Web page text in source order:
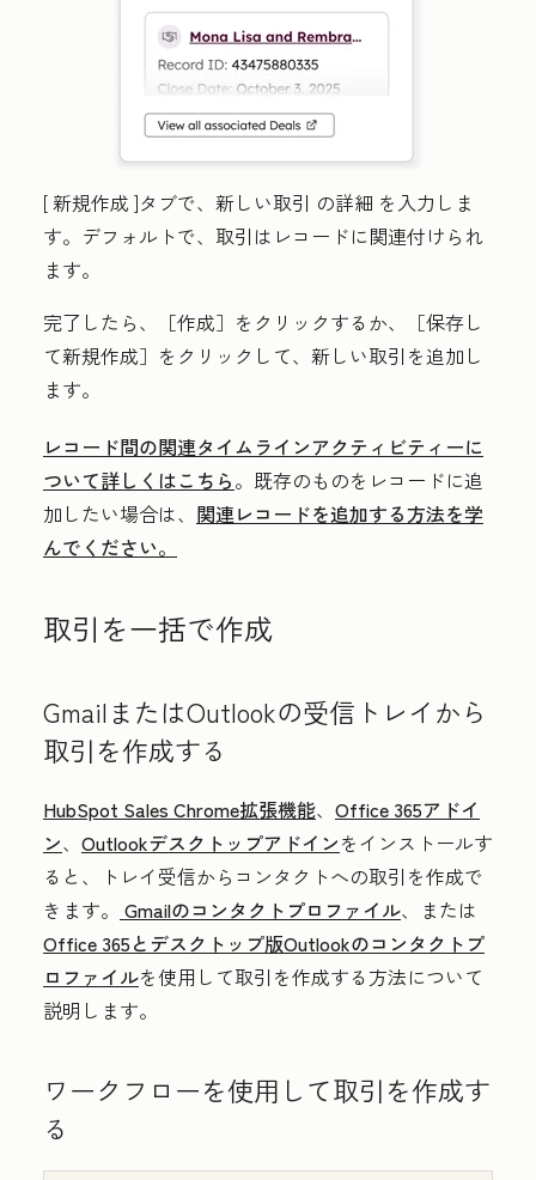
[新規作成 ]タブで、新しい取引 の詳細 を入力しま
す。デフォルトで、取引はレコードに関連付けられ
ます。
完了したら、［作成］ をクリックするか、［保存し
て新規作成］ をクリックして、新しい取引を追加し
ます。
レコード間の関連タイムラインアクティビティーに
ついて詳しくはこちら。既存のものをレコードに追
加したい場合は、 関連レコードを追加する方法を学
んでください。
取引を一括で作成
GmailまたはOutlookの受信トレイから
取引を作成する
HubSpot Sales Chrome拡張機能、 Office 365アドイ
ン、 Outlookデスクトップアドインをインストールす
ると、トレイ受信からコンタクトへの取引を作成で
きます。 Gmailのコンタクトプロファイル、または
Office 365とデスクトップ版Outlookのコンタクトプ
ロファイルを使用して取引を作成する方法について
説明します。
ワークフローを使用して取引を作成す
る